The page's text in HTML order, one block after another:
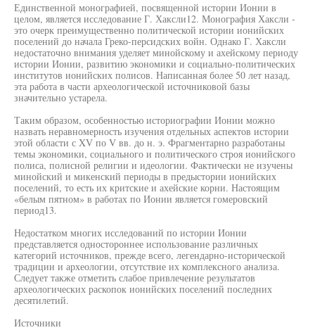
Единственной монографией, посвященной истории Ионии в
целом, является исследование Г. Хаксли12. Монография Хаксли -
это очерк преимущественно политической истории ионийских
поселений до начала Греко-персидских войн. Однако Г. Хаксли
недостаточно внимания уделяет минойскому и ахейскому периоду
истории Ионии, развитию экономики и социально-политических
институтов ионийских полисов. Написанная более 50 лет назад,
эта работа в части археологической источниковой базы
значительно устарела.
Таким образом, особенностью историографии Ионии можно
назвать неравномерность изучения отдельных аспектов истории
этой области с XV по V вв. до н. э. Фрагментарно разработаны
темы экономики, социального и политического строя ионийского
полиса, полисной религии и идеологии. Фактически не изучены
минойский и микенский периоды в предыстории ионийских
поселений, то есть их критские и ахейские корни. Настоящим
«белым пятном» в работах по Ионии является гомеровский
период13.
Недостатком многих исследований по истории Ионии
представляется одностороннее использование различных
категорий источников, прежде всего, легендарно-исторической
традиции и археологии, отсутствие их комплексного анализа.
Следует также отметить слабое привлечение результатов
археологических раскопок ионийских поселений последних
десятилетий.
Источники